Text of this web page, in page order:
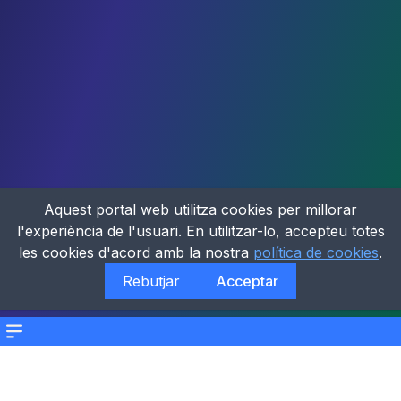
Menu
Aquest portal web utilitza cookies per millorar
l'experiència de l'usuari. En utilitzar-lo, accepteu totes
les cookies d'acord amb la nostra política de cookies.
Rebutjar
Acceptar